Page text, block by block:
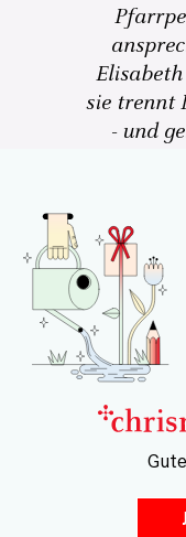
sie trennt
- und
–